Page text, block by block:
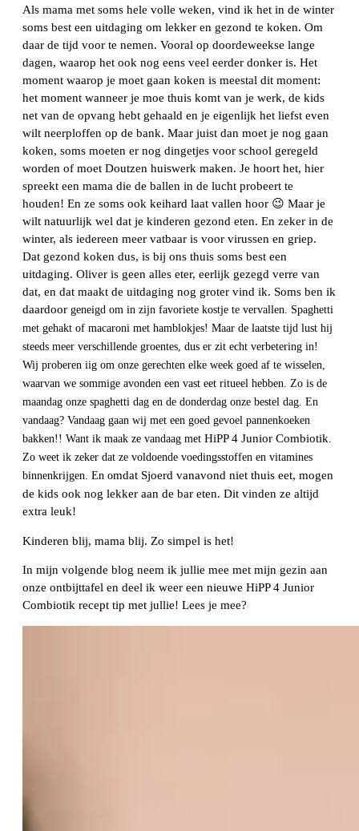
Als mama met soms hele volle weken, vind ik het in de winter
soms best een uitdaging om lekker en gezond te koken. Om
daar de tijd voor te nemen. Vooral op doordeweekse lange
dagen, waarop het ook nog eens veel eerder donker is. Het
moment waarop je moet gaan koken is meestal dit moment:
het moment wanneer je moe thuis komt van je werk, de kids
net van de opvang hebt gehaald en je eigenlijk het liefst even
wilt neerploffen op de bank. Maar juist dan moet je nog gaan
koken, soms moeten er nog dingetjes voor school geregeld
worden of moet Doutzen huiswerk maken. Je hoort het, hier
spreekt een mama die de ballen in de lucht probeert te
houden! En ze soms ook keihard laat vallen hoor 😉 Maar je
wilt natuurlijk wel dat je kinderen gezond eten. En zeker in de
winter, als iedereen meer vatbaar is voor virussen en griep.
Dat gezond koken dus, is bij ons thuis soms best een
uitdaging. Oliver is geen alles eter, eerlijk gezegd verre van
dat, en dat maakt de uitdaging nog groter vind ik. Soms ben ik
daardoor geneigd om in zijn favoriete kostje te vervallen. Spaghetti
met gehakt of macaroni met hamblokjes! Maar de laatste tijd lust hij
steeds meer verschillende groentes, dus er zit echt verbetering in!
Wij proberen iig om onze gerechten elke week goed af te wisselen,
waarvan we sommige avonden een vast eet ritueel hebben. Zo is de
maandag onze spaghetti dag en de donderdag onze bestel dag. En
vandaag? Vandaag gaan wij met een goed gevoel pannenkoeken
bakken!! Want ik maak ze vandaag met HiPP 4 Junior Combiotik.
Zo weet ik zeker dat ze voldoende voedingsstoffen en vitamines
binnenkrijgen. En omdat Sjoerd vanavond niet thuis eet, mogen
de kids ook nog lekker aan de bar eten. Dit vinden ze altijd
extra leuk!
Kinderen blij, mama blij. Zo simpel is het!
In mijn volgende blog neem ik jullie mee met mijn gezin aan
onze ontbijttafel en deel ik weer een nieuwe HiPP 4 Junior
Combiotik recept tip met jullie! Lees je mee?